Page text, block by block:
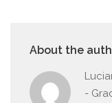
About the
-